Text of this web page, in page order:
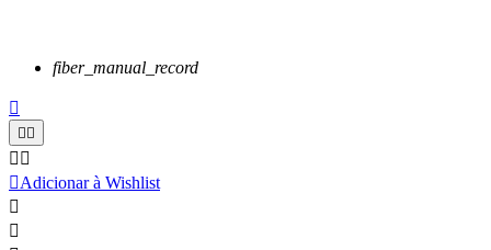
fiber_manual_record

 
 
Adicionar à Wishlist

